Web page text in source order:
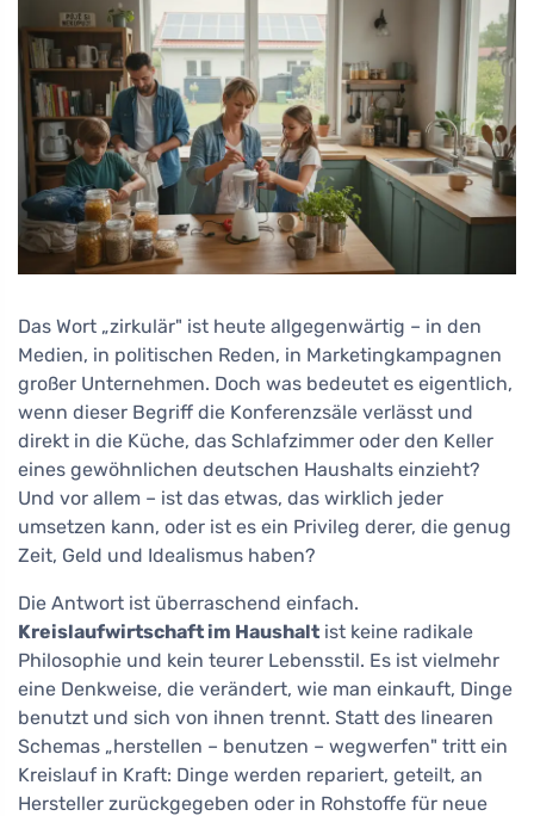
Das Wort „zirkulär" ist heute allgegenwärtig – in den
Medien, in politischen Reden, in Marketingkampagnen
großer Unternehmen. Doch was bedeutet es eigentlich,
wenn dieser Begriff die Konferenzsäle verlässt und
direkt in die Küche, das Schlafzimmer oder den Keller
eines gewöhnlichen deutschen Haushalts einzieht?
Und vor allem – ist das etwas, das wirklich jeder
umsetzen kann, oder ist es ein Privileg derer, die genug
Zeit, Geld und Idealismus haben?
Die Antwort ist überraschend einfach.
Kreislaufwirtschaft im Haushalt ist keine radikale
Philosophie und kein teurer Lebensstil. Es ist vielmehr
eine Denkweise, die verändert, wie man einkauft, Dinge
benutzt und sich von ihnen trennt. Statt des linearen
Schemas „herstellen – benutzen – wegwerfen" tritt ein
Kreislauf in Kraft: Dinge werden repariert, geteilt, an
Hersteller zurückgegeben oder in Rohstoffe für neue